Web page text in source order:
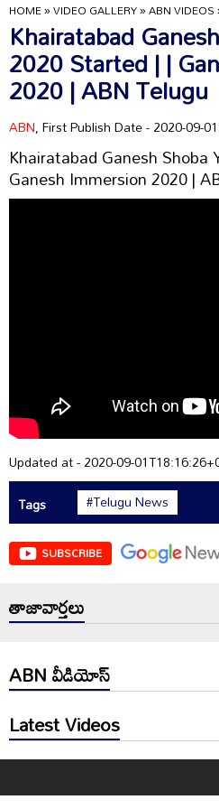
HOME»VIDEO GALLERY»ABN VIDEOS
Khairatabad
2020 Started | |
2020 | ABN Telugu
ABN, First Publish Date - 2020-09-
Khairatabad Ganesh
Ganesh Immersion 2020 |
Updated at - 2020-09-
Tags
#Telugu News
SUBSCRIBE
తాజావార్తలు
ABN వీడియోస్
Latest Videos